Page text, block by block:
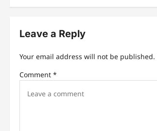
a
v
i
Leave a Reply
Your email address will not be published.
Comment *